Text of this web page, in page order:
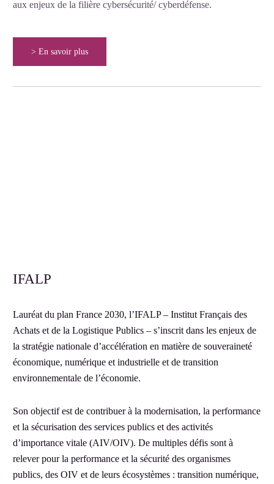
aux enjeux de la filière cybersécurité/ cyberdéfense.
> En savoir plus
IFALP
Lauréat du plan France 2030, l’IFALP – Institut Français des
Achats et de la Logistique Publics – s’inscrit dans les enjeux de
la stratégie nationale d’accélération en matière de souveraineté
économique, numérique et industrielle et de transition
environnementale de l’économie.
Son objectif est de contribuer à la modernisation, la performance
et la sécurisation des services publics et des activités
d’importance vitale (AIV/OIV). De multiples défis sont à
relever pour la performance et la sécurité des organismes
publics, des OIV et de leurs écosystèmes : transition numérique,